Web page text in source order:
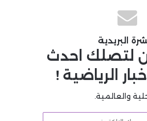
البريدية
لتصلك احدث
الرياضية !
والعالمية.